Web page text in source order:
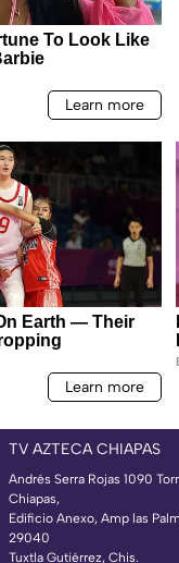
TV AZTECA CHIAPAS
Andrés Serra Rojas 1090
Chiapas,
Edificio Anexo, Amp las
29040
Tuxtla Gutiérrez, Chis.